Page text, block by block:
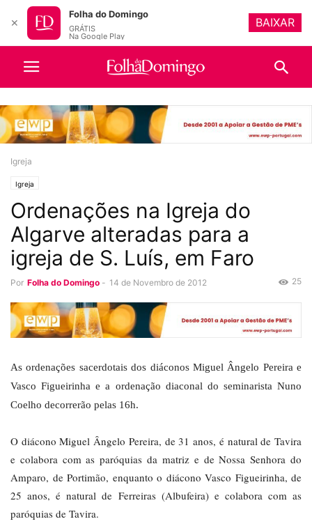
Igreja
Igreja
Ordenações na Igreja do
Algarve alteradas para a
igreja de S. Luís, em Faro
Por Folha do Domingo - 14 de Novembro de 2012 25
As ordenações sacerdotais dos diáconos Miguel Ângelo Pereira e
Vasco Figueirinha e a ordenação diaconal do seminarista Nuno
Coelho decorrerão pelas 16h.
O diácono Miguel Ângelo Pereira, de 31 anos, é natural de Tavira
e colabora com as paróquias da matriz e de Nossa Senhora do
Amparo, de Portimão, enquanto o diácono Vasco Figueirinha, de
25 anos, é natural de Ferreiras (Albufeira) e colabora com as
paróquias de Tavira.
✕
Folha do Domingo
GRÁTIS
Na Google Play
BAIXAR